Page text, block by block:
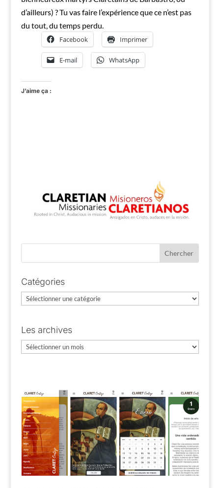
d’ailleurs) ? Tu vas faire l’expérience que ce n’est pas
du tout, du temps perdu.
Facebook Imprimer
E-mail WhatsApp
J’aime ça :
Catégories
Catégories
Les archives
Les